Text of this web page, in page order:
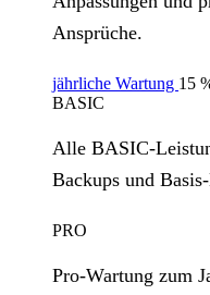
Ansprüche.
jährliche Wartung 15
BASIC
Alle
Backups und
PRO
Pro‑Wartung zum